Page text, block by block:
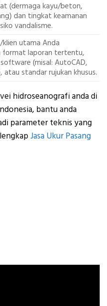
(dermaga kayu/beton,
dan tingkat keamanan
vandalisme.
klien utama Anda
format laporan tertentu,
(misal: AutoCAD,
atau standar rujukan khusus.
hidroseanografi anda di
bantu anda
parameter teknis yang
Jasa Ukur Pasang